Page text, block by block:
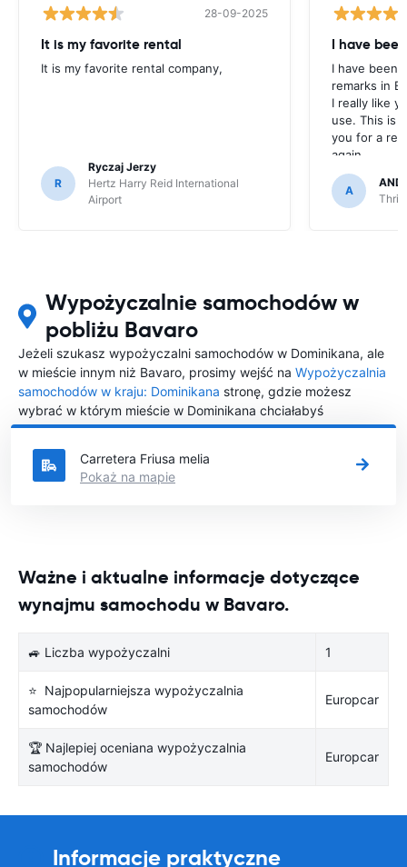
28-09-2025
It is my favorite rental
It is my favorite rental company,
R
Ryczaj Jerzy
Hertz Harry Reid International
Airport
I have
I have been
remarks in
I really like
use. This is
you for a
again.
A
Wypożyczalnie samochodów w
pobliżu Bavaro
Jeżeli szukasz wypożyczalni samochodów w Dominikana, ale
w mieście innym niż Bavaro, prosimy wejść na Wypożyczalnia
samochodów w kraju: Dominikana stronę, gdzie możesz
wybrać w którym mieście w Dominikana chciałabyś
wypożyczyć samochód.
Carretera Friusa melia
Pokaż na mapie
Ważne i aktualne informacje dotyczące
wynajmu samochodu w Bavaro.
🚙 Liczba wypożyczalni 1
⭐ Najpopularniejsza wypożyczalnia
samochodów
Europcar
🏆 Najlepiej oceniana wypożyczalnia
samochodów
Europcar
Informacje praktyczne